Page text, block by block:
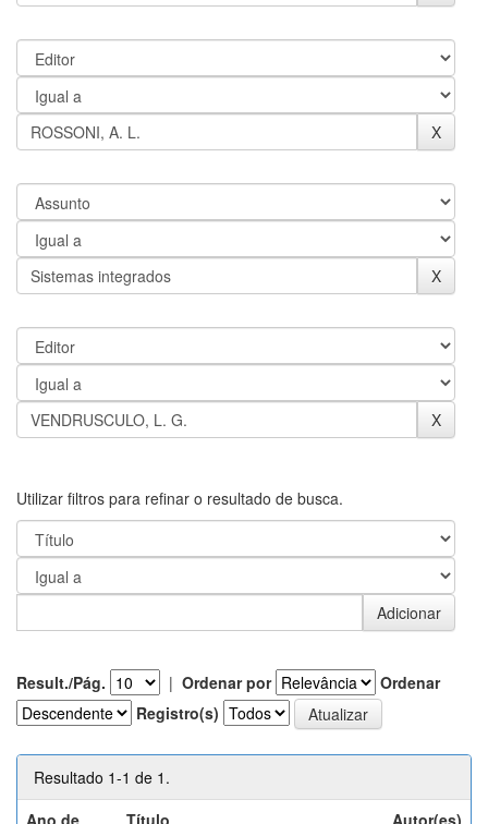
Utilizar filtros para refinar o resultado de busca.
Result./Pág. | Ordenar por
Ordenar
Registro(s)
Resultado 1-1 de 1.
Ano de
Título Autor(es)